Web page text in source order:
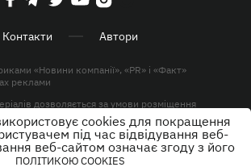
Контакти Автори
«Новини компанії», «PR» і «Факт»
реклами
дозволяється за умови розміщення
на KP.UA в першому абзаці.
2026. Всі права захищені.
cookies для покращення
під час відвідування веб-
веб-сайтом означає згоду з його
ПОЛІТИКОЮ COOKIES